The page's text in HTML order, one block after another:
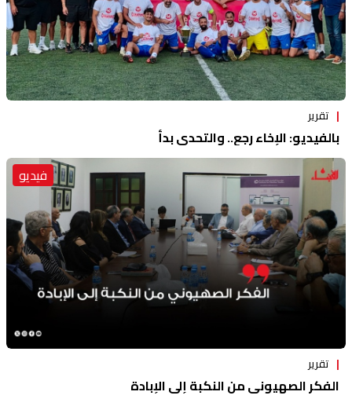
تقرير
بالفيديو: الإخاء رجع.. والتحدي بدأ
فيديو
تقرير
الفكر الصهيوني من النكبة إلى الإبادة